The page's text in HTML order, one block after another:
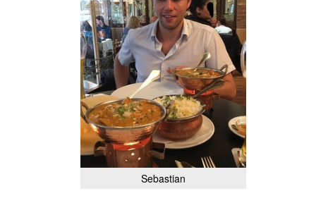
Sebastian